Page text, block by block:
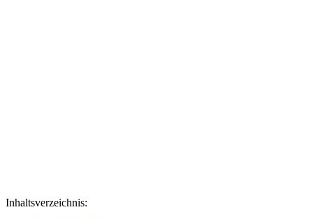
Inhaltsverzeichnis: